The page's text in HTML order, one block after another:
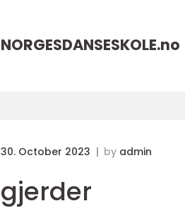
NORGESDANSESKOLE.no
30. October 2023 by admin
gjerder